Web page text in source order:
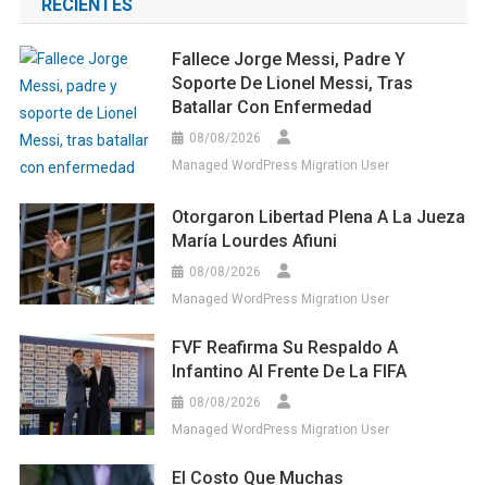
RECIENTES
Fallece Jorge Messi, Padre Y
Soporte De Lionel Messi, Tras
Batallar Con Enfermedad
08/08/2026
Managed WordPress Migration User
Otorgaron Libertad Plena A La Jueza
María Lourdes Afiuni
08/08/2026
Managed WordPress Migration User
FVF Reafirma Su Respaldo A
Infantino Al Frente De La FIFA
08/08/2026
Managed WordPress Migration User
El Costo Que Muchas